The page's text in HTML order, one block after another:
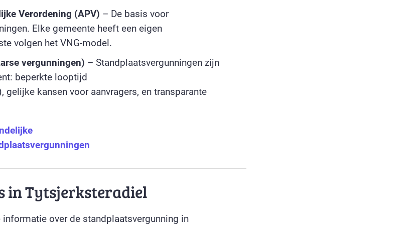
Verordening (APV) – De basis voor
Elke gemeente heeft een eigen
volgen het VNG-model.
vergunningen) – Standplaatsvergunningen zijn
beperkte looptijd
gelijke kansen voor aanvragers, en transparante
in Tytsjerksteradiel
over de standplaatsvergunning in